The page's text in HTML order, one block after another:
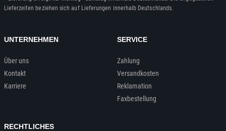
Lieferzeiten beziehen sich auf Lieferungen innerhalb Deutschlands.
UNTERNEHMEN
Über uns
Kontakt
Karriere
SERVICE
Zahlung
Versandkosten
Reklamation
Faxbestellung
RECHTLICHES